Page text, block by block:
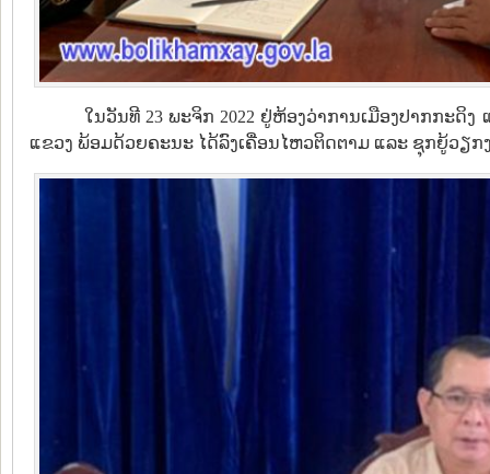
ໃນວັນທີ 23 ພະຈິກ 2022 ຢູ່ຫ້ອງວ່າການເມືອງປາກກະ
ແຂວງ ພ້ອມດ້ວຍຄະນະ ໄດ້ລົງເຄື່ອນໄຫວຕິດຕາມ ແລະ ຊຸກຍູ້ວຽ